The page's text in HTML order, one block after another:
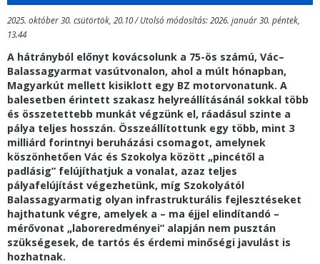
2025. október 30. csütörtök, 20.10 / Utolsó módosítás: 2026. január 30. péntek,
13.44
A hátrányból előnyt kovácsolunk a 75-ös számú, Vác–
Balassagyarmat vasútvonalon, ahol a múlt hónapban,
Magyarkút mellett kisiklott egy BZ motorvonatunk. A
balesetben érintett szakasz helyreállításánál sokkal több
és összetettebb munkát végzünk el, ráadásul szinte a
pálya teljes hosszán. Összeállítottunk egy több, mint 3
milliárd forintnyi beruházási csomagot, amelynek
köszönhetően Vác és Szokolya között „pincétől a
padlásig” felújíthatjuk a vonalat, azaz teljes
pályafelújítást végezhetünk, míg Szokolyától
Balassagyarmatig olyan infrastrukturális fejlesztéseket
hajthatunk végre, amelyek a – ma éjjel elindítandó –
mérővonat „laboreredményei” alapján nem pusztán
szükségesek, de tartós és érdemi minőségi javulást is
hozhatnak.